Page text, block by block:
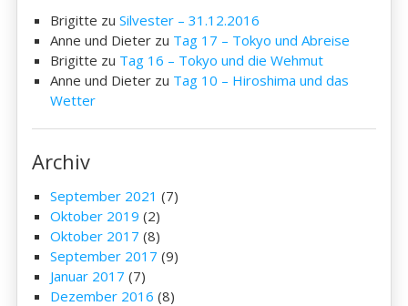
Brigitte zuSilvester – 31.12.2016
Anne und Dieter zu Tag 17 – Tokyo und Abreise
Brigitte zu Tag 16 – Tokyo und die Wehmut
Anne und Dieter zu Tag 10 – Hiroshima und das
Wetter
Archiv
September 2021 (7)
Oktober 2019 (2)
Oktober 2017 (8)
September 2017 (9)
Januar 2017 (7)
Dezember 2016 (8)